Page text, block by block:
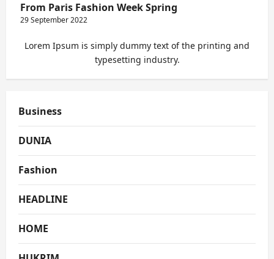
From Paris Fashion Week Spring
29 September 2022
Lorem Ipsum is simply dummy text of the printing and
typesetting industry.
Business
DUNIA
Fashion
HEADLINE
HOME